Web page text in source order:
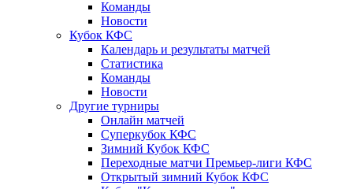
Команды
Новости
Кубок КФС
Календарь и результаты матчей
Статистика
Команды
Новости
Другие турниры
Онлайн матчей
Суперкубок КФС
Зимний Кубок КФС
Переходные матчи Премьер-лиги КФС
Открытый зимний Кубок КФС